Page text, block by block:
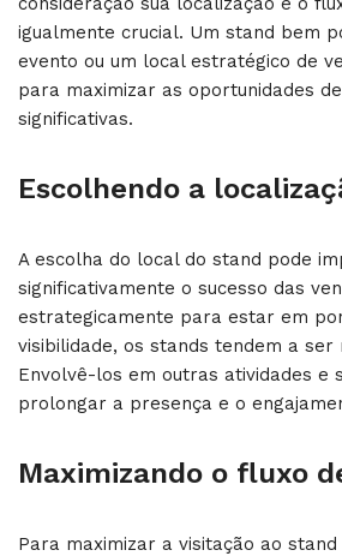
igualmente crucial. Um stand bem
evento ou um local estratégico de
para maximizar as oportunidades
significativas.
Escolhendo a
A escolha do local do stand pode
significativamente o sucesso das
estrategicamente para estar em
visibilidade, os stands tendem a ser
Envolvê-los em outras atividades e
prolongar a presença e o
Maximizando o fluxo
Para maximizar a visitação ao